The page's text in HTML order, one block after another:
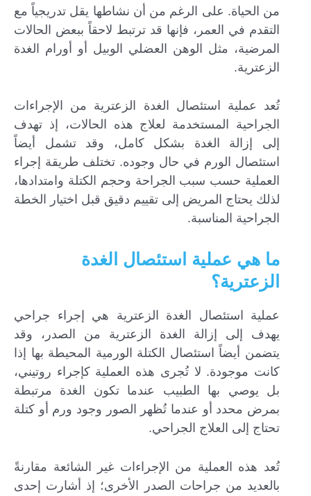
من الحياة. على الرغم من أن نشاطها يقل تدريجياً مع
التقدم في العمر، فإنها قد ترتبط لاحقاً ببعض الحالات
المرضية، مثل الوهن العضلي الوبيل أو أورام الغدة
الزعترية.
تُعد عملية استئصال الغدة الزعترية من الإجراءات
الجراحية المستخدمة لعلاج هذه الحالات، إذ تهدف
إلى إزالة الغدة بشكل كامل، وقد تشمل أيضاً
استئصال الورم في حال وجوده. تختلف طريقة إجراء
العملية حسب سبب الجراحة وحجم الكتلة وامتدادها،
لذلك يحتاج المريض إلى تقييم دقيق قبل اختيار الخطة
الجراحية المناسبة.
ما هي عملية استئصال الغدة
الزعترية؟
عملية استئصال الغدة الزعترية هي إجراء جراحي
يهدف إلى إزالة الغدة الزعترية من الصدر، وقد
يتضمن أيضاً استئصال الكتلة الورمية المحيطة بها إذا
كانت موجودة. لا تُجرى هذه العملية كإجراء روتيني،
بل يوصي بها الطبيب عندما تكون الغدة مرتبطة
بمرض محدد أو عندما تُظهر الصور وجود ورم أو كتلة
تحتاج إلى العلاج الجراحي.
تُعد هذه العملية من الإجراءات غير الشائعة مقارنةً
بالعديد من جراحات الصدر الأخرى؛ إذ أشارت إحدى